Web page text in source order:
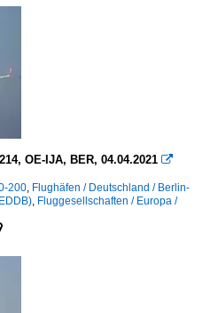
OE-IJA, BER, 04.04.2021 
200 Flughäfen / Deutschland / Berlin-
Fluggesellschaften / Europa /